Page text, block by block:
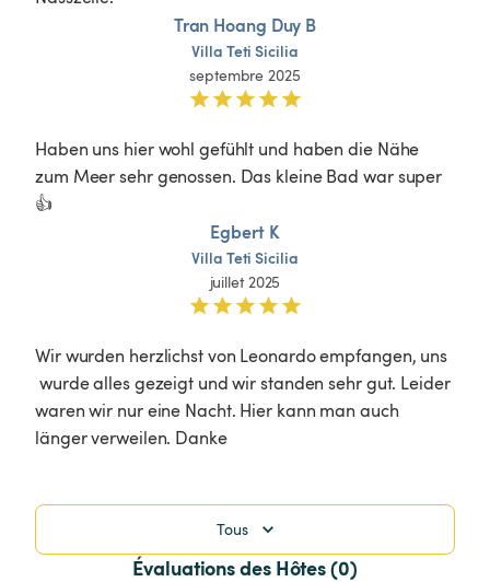
Tran Hoang Duy B
Villa Teti Sicilia
septembre 2025
Haben uns hier wohl gefühlt und haben die Nähe
zum Meer sehr genossen. Das kleine Bad war super
👍
Egbert K
Villa Teti Sicilia
juillet 2025
Wir wurden herzlichst von Leonardo empfangen, uns
wurde alles gezeigt und wir standen sehr gut. Leider
waren wir nur eine Nacht. Hier kann man auch
länger verweilen. Danke
Tous
Évaluations des Hôtes (0)